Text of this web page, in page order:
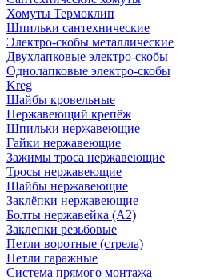
Хомуты Термоклип
Шпильки сантехнические
Электро-скобы металлические
Двухлапковые электро-скобы
Однолапковые электро-скобы
Kreg
Шайбы кровельные
Нержавеющий крепёж
Шпильки нержавеющие
Гайки нержавеющие
Зажимы троса нержавеющие
Тросы нержавеющие
Шайбы нержавеющие
Заклёпки нержавеющие
Болты нержавейка (А2)
Заклепки резьбовые
Петли воротные (стрела)
Петли гаражные
Система прямого монтажа